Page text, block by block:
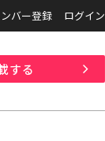
バー登録 ログイン
する